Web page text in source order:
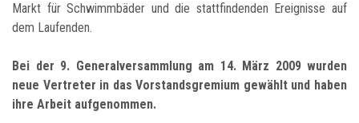
Markt für Schwimmbäder und die stattfindenden Ereignisse auf
dem Laufenden.
Bei der 9. Generalversammlung am 14. März 2009 wurden
neue Vertreter in das Vorstandsgremium gewählt und haben
ihre Arbeit aufgenommen.